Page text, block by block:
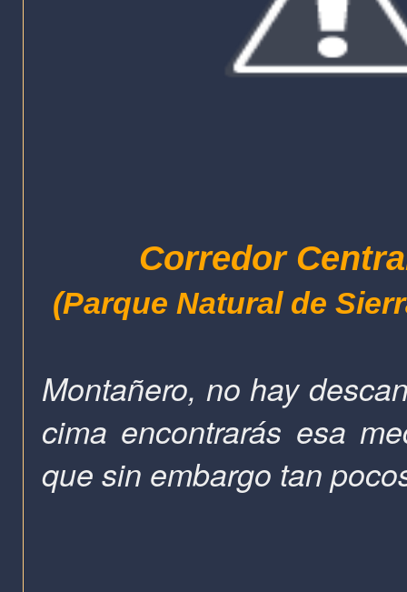
Corredor
(Parque Natural de
Montañero, no hay
cima encontrarás esa
que sin embargo tan